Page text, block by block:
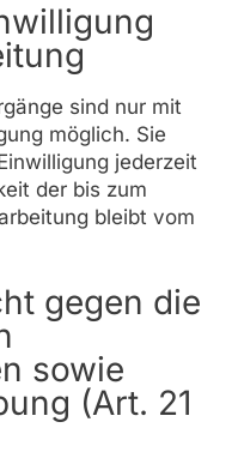
sind nur mit
möglich. Sie
jederzeit
der bis zum
bleibt vom
gegen die
sowie
(Art. 21